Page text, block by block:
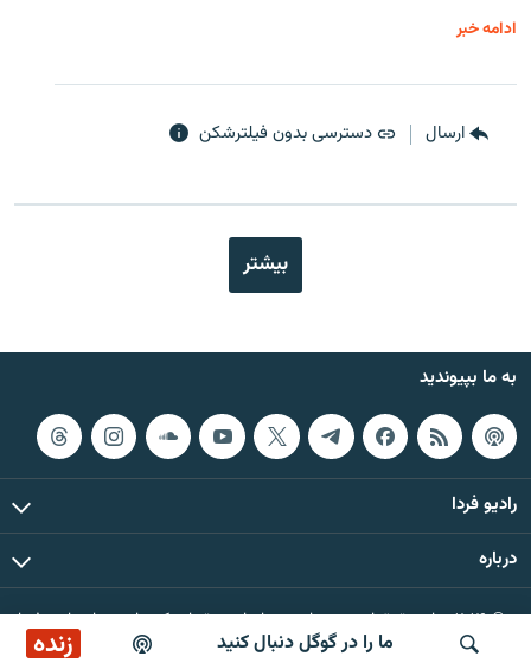
ما را در گوگل دنبال کنید زنده
ادامه خبر
ارسال دسترسی بدون فیلترشکن
بیشتر
به ما بپیوندید
رادیو فردا
درباره
© ۲۰۲۶ تمام حقوق این وب‌سایت، بر اساس مقررات کپی‌رایت، برای رادیو فردا
محفوظ است.